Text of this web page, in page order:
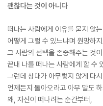
괜찮다는 것이 아니다
떠나는 사람에게 이유를 묻지 않
어떻게 그럴 수 있느냐며 원망하
그 사람의 선택을 존중해주는 것이
끝내 나를 떠나는 사람에게 할 수
그런데 상대가 아무렇지 않게 다
언제든지 돌아오라고 아무 말도
왜, 자신이 떠나려는 순간부터,